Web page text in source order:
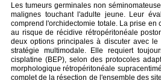
Les tumeurs germinales non
malignes touchant l'adulte jeune. Leur
comprend l'orchidectomie totale. La prise en
au risque de récidive rétropéritonéale
deux options principales à discuter avec
stratégie multimodale. Elle requiert
cisplatine (BEP), selon des protocoles
morphologique rétropéritonéale
complet de la résection de l'ensemble des